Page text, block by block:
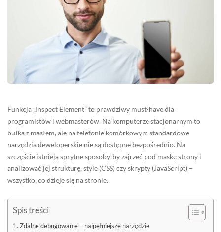
Funkcja „Inspect Element” to prawdziwy must-have dla
programistów i webmasterów. Na komputerze stacjonarnym to
bułka z masłem, ale na telefonie komórkowym standardowe
narzędzia deweloperskie nie są dostępne bezpośrednio. Na
szczęście istnieją sprytne sposoby, by zajrzeć pod maskę strony i
analizować jej strukturę, style (CSS) czy skrypty (JavaScript) –
wszystko, co dzieje się na stronie.
Spis treści
Zdalne debugowanie – najpełniejsze narzędzie